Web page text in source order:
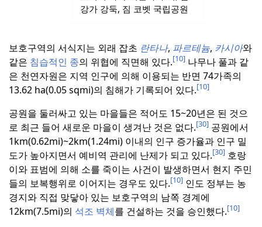
강가 강둑, 짐 코벳 국립공원
보호구역의 서식지는 외래 잡초 란타나, 파르테늄, 카시아와
같은 침습적인 종의 위협에 직면해 있다.[10] 나무나 풀과 같
은 천연자원은 지역 인구에 의해 이용되는 반면 74가족의
13.62 ha(0.05 sqmi)의 침해가 기록되어 있다.[10]
공원을 둘러싸고 있는 마을들은 적어도 15~20년은 된 것으
로 최근 들어 새로운 마을이 생겨난 것은 없다.[30] 공원에서
1km(0.62mi)~2km(1.24mi) 이내의 인구 증가율과 인구 밀
도가 높아지면서 예비역 관리에 난제가 되고 있다.[30] 호랑
이와 표범에 의해 소를 죽이는 사건이 발생하면서 현지 주민
들의 보복행위로 이어지는 경우도 있다.[10] 인도 정부는 농
경지와 직접 맞닿아 있는 보호구역의 남쪽 경계에
12km(7.5mi)의 석조 벽체를 건설하는 것을 승인했다.[10]